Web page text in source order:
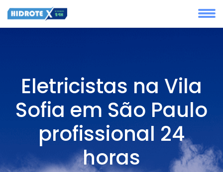
Eletricistas na Vila
Sofia em São Paulo
profissional 24
horas